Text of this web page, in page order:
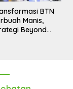
BTN
Manis,
Beyond